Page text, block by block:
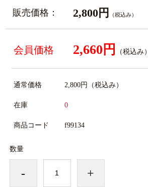
販売価格： 2,800円 （税込み）
会員価格 2,660円 （税込み）
通常価格 2,800円 （税込み）
在庫 0
商品コード f99134
数量
- +